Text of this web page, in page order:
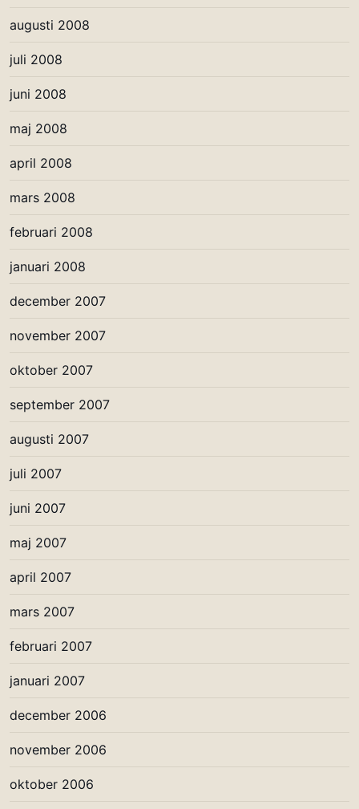
augusti 2008
juli 2008
juni 2008
maj 2008
april 2008
mars 2008
februari 2008
januari 2008
december 2007
november 2007
oktober 2007
september 2007
augusti 2007
juli 2007
juni 2007
maj 2007
april 2007
mars 2007
februari 2007
januari 2007
december 2006
november 2006
oktober 2006